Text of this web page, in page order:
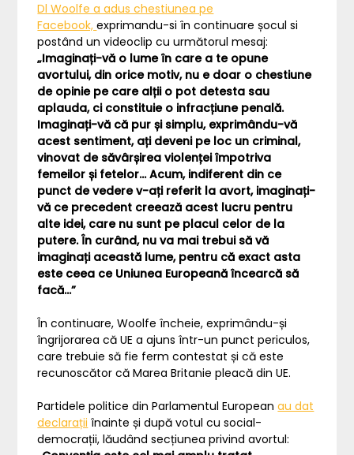
Dl Woolfe a adus chestiunea pe
Facebook,exprimandu-si în continuare șocul si
postând un videoclip cu următorul mesaj:
„Imaginați-vă o lume în care a te opune
avortului, din orice motiv, nu e doar o chestiune
de opinie pe care alții o pot detesta sau
aplauda, ​​ci constituie o infracțiune penală.
Imaginați-vă că pur și simplu, exprimându-vă
acest sentiment, ați deveni pe loc un criminal,
vinovat de săvârșirea violenței împotriva
femeilor și fetelor… Acum, indiferent din ce
punct de vedere v-ați referit la avort, imaginați-
vă ce precedent creează acest lucru pentru
alte idei, care nu sunt pe placul celor de la
putere. În curând, nu va mai trebui să vă
imaginați această lume, pentru că exact asta
este ceea ce Uniunea Europeană încearcă să
facă…”
În continuare, Woolfe încheie, exprimându-și
îngrijorarea că UE a ajuns într-un punct periculos,
care trebuie să fie ferm contestat și că este
recunoscător că Marea Britanie pleacă din UE.
Partidele politice din Parlamentul Europeanau dat
declarații înainte și după votul cu social-
democrații, lăudând secțiunea privind avortul: